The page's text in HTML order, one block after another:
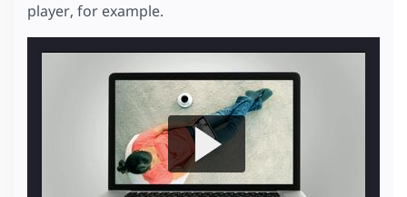
player, for example.